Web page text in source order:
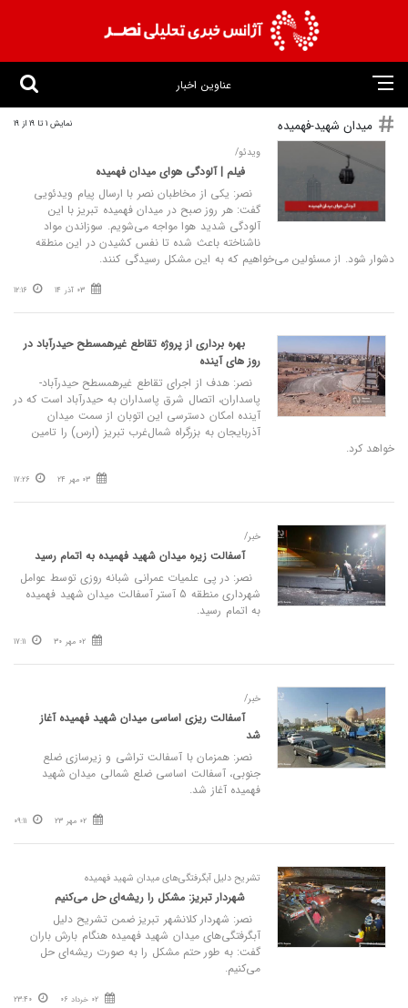
عناوین اخبار
میدان شهید-فهمیده نمایش 1 تا 19 از 19
ویدئو/
فیلم | آلودگی هوای میدان فهمیده
نصر: یکی از مخاطبان نصر با ارسال پیام ویدئویی
گفت: هر روز صبح در میدان فهمیده تبریز با این
آلودگی شدید هوا مواجه می‌شویم. سوزاندن مواد
ناشناخته باعث شده تا نفس کشیدن در این منطقه
دشوار شود. از مسئولین می‌خواهیم که به این مشکل رسیدگی کنند.
03 آذر 14 12:16
بهره برداری از پروژه تقاطع غیرهمسطح حیدرآباد در
روز های آینده
نصر: هدف از اجرای تقاطع غیرهمسطح حیدرآباد-
پاسداران، اتصال شرق پاسداران به حیدرآباد است که در
آینده امکان دسترسی این اتوبان از سمت میدان
آذربایجان به بزرگراه شمال‌غرب تبریز (ارس) را تامین
خواهد کرد.
03 مهر 24 17:26
خبر/
آسفالت زیره میدان شهید فهمیده به اتمام رسید
نصر: در پی علمیات عمرانی شبانه روزی توسط عوامل
شهرداری منطقه 5 آستر آسفالت میدان شهید فهمیده
به اتمام رسید.
02 مهر 30 17:11
خبر/
آسفالت ریزی اساسی میدان شهید فهمیده آغاز
شد
نصر: همزمان با آسفالت تراشی و زیرسازی ضلع
جنوبی، آسفالت اساسی ضلع شمالی میدان شهید
فهمیده آغاز شد.
02 مهر 23 09:11
تشریح دلیل آبگرفتگی‌های میدان شهید فهمیده
شهردار تبریز: مشکل را ریشه‌ای حل می‌کنیم
نصر: شهردار کلانشهر تبریز ضمن تشریح دلیل
آبگرفتگی‌های میدان شهید فهمیده هنگام بارش باران
گفت: به طور حتم مشکل را به صورت ریشه‌ای حل
می‌کنیم.
02 خرداد 06 23:40